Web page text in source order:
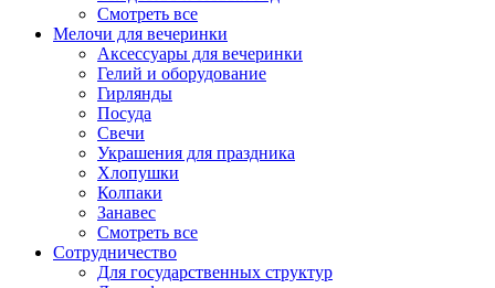
Смотреть все
Мелочи для вечеринки
Аксессуары для вечеринки
Гелий и оборудование
Гирлянды
Посуда
Свечи
Украшения для праздника
Хлопушки
Колпаки
Занавес
Смотреть все
Сотрудничество
Для государственных структур